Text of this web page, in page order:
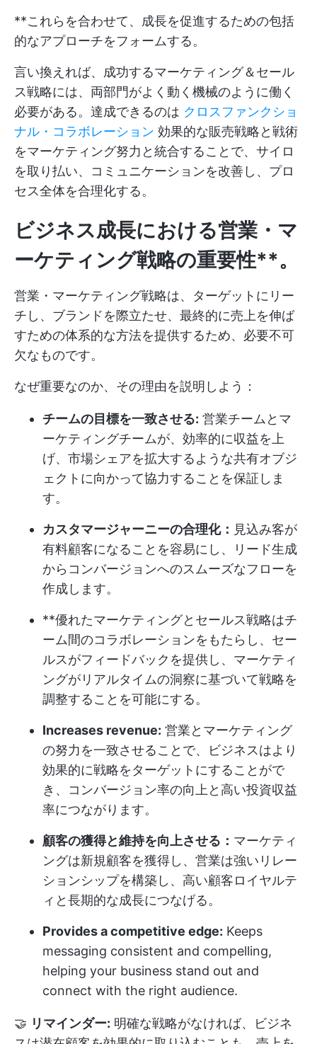
**これらを合わせて、成長を促進するための包括
的なアプローチをフォームする。
言い換えれば、成功するマーケティング＆セール
ス戦略には、両部門がよく動く機械のように働く
必要がある。達成できるのは クロスファンクショ
ナル・コラボレーション 効果的な販売戦略と戦術
をマーケティング努力と統合することで、サイロ
を取り払い、コミュニケーションを改善し、プロ
セス全体を合理化する。
ビジネス成長における営業・マ
ーケティング戦略の重要性**。
営業・マーケティング戦略は、ターゲットにリー
チし、ブランドを際立たせ、最終的に売上を伸ば
すための体系的な方法を提供するため、必要不可
欠なものです。
なぜ重要なのか、その理由を説明しよう：
チームの目標を一致させる: 営業チームとマ
ーケティングチームが、効率的に収益を上
げ、市場シェアを拡大するような共有オブジ
ェクトに向かって協力することを保証しま
す。
カスタマージャーニーの合理化： 見込み客が
有料顧客になることを容易にし、リード生成
からコンバージョンへのスムーズなフローを
作成します。
**優れたマーケティングとセールス戦略はチ
ーム間のコラボレーションをもたらし、セー
ルスがフィードバックを提供し、マーケティ
ングがリアルタイムの洞察に基づいて戦略を
調整することを可能にする。
Increases revenue: 営業とマーケティング
の努力を一致させることで、ビジネスはより
効果的に戦略をターゲットにすることがで
き、コンバージョン率の向上と高い投資収益
率につながります。
顧客の獲得と維持を向上させる： マーケティ
ングは新規顧客を獲得し、営業は強いリレー
ションシップを構築し、高い顧客ロイヤルテ
ィと長期的な成長につなげる。
Provides a competitive edge: Keeps
messaging consistent and compelling,
helping your business stand out and
connect with the right audience.
🤝 リマインダー: 明確な戦略がなければ、ビジネ